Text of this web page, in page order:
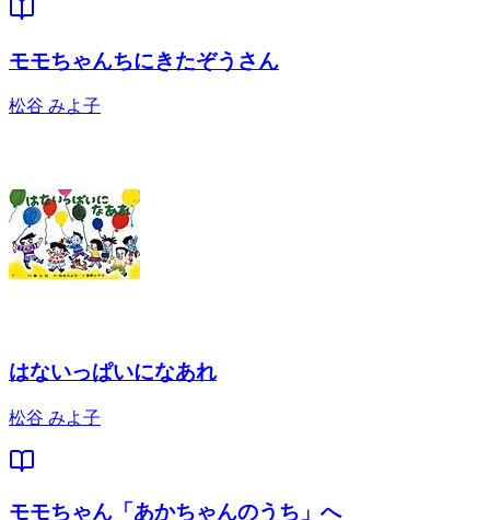
モモちゃんちにきたぞうさん
松谷 みよ子
はないっぱいになあれ
松谷 みよ子
モモちゃん「あかちゃんのうち」へ